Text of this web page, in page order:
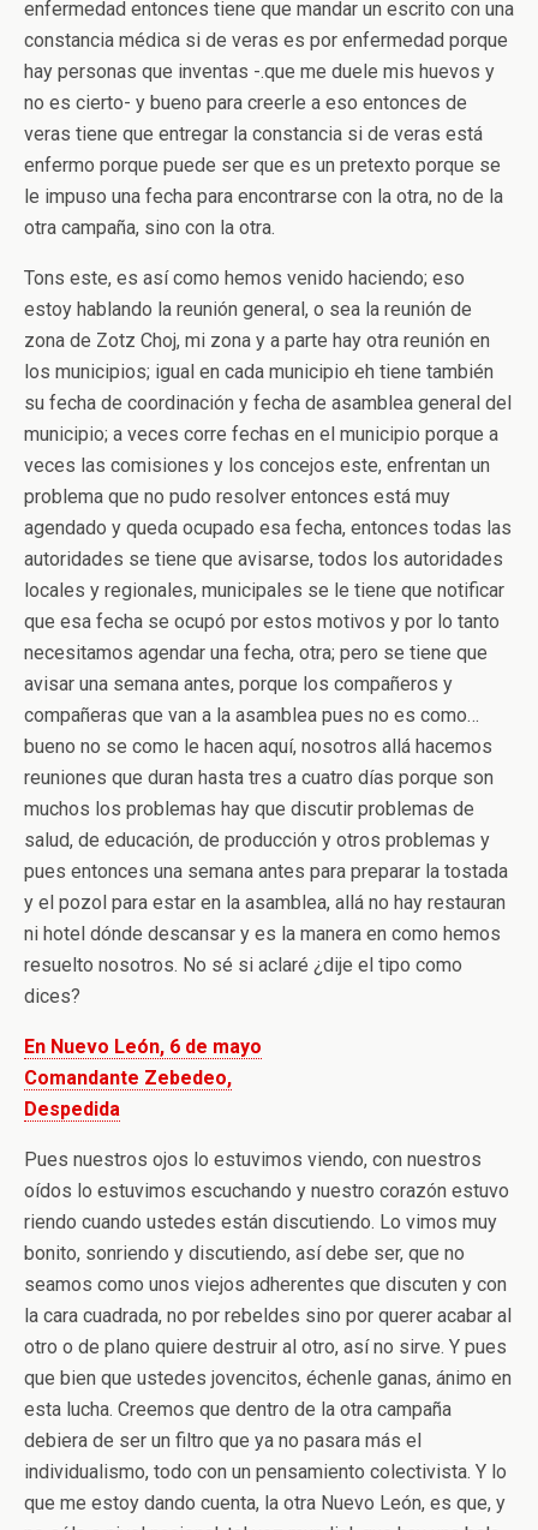
enfermedad entonces tiene que mandar un escrito con una
constancia médica si de veras es por enfermedad porque
hay personas que inventas -.que me duele mis huevos y
no es cierto- y bueno para creerle a eso entonces de
veras tiene que entregar la constancia si de veras está
enfermo porque puede ser que es un pretexto porque se
le impuso una fecha para encontrarse con la otra, no de la
otra campaña, sino con la otra.
Tons este, es así como hemos venido haciendo; eso
estoy hablando la reunión general, o sea la reunión de
zona de Zotz Choj, mi zona y a parte hay otra reunión en
los municipios; igual en cada municipio eh tiene también
su fecha de coordinación y fecha de asamblea general del
municipio; a veces corre fechas en el municipio porque a
veces las comisiones y los concejos este, enfrentan un
problema que no pudo resolver entonces está muy
agendado y queda ocupado esa fecha, entonces todas las
autoridades se tiene que avisarse, todos los autoridades
locales y regionales, municipales se le tiene que notificar
que esa fecha se ocupó por estos motivos y por lo tanto
necesitamos agendar una fecha, otra; pero se tiene que
avisar una semana antes, porque los compañeros y
compañeras que van a la asamblea pues no es como…
bueno no se como le hacen aquí, nosotros allá hacemos
reuniones que duran hasta tres a cuatro días porque son
muchos los problemas hay que discutir problemas de
salud, de educación, de producción y otros problemas y
pues entonces una semana antes para preparar la tostada
y el pozol para estar en la asamblea, allá no hay restauran
ni hotel dónde descansar y es la manera en como hemos
resuelto nosotros. No sé si aclaré ¿dije el tipo como
dices?
En Nuevo León, 6 de mayo
Comandante Zebedeo,
Despedida
Pues nuestros ojos lo estuvimos viendo, con nuestros
oídos lo estuvimos escuchando y nuestro corazón estuvo
riendo cuando ustedes están discutiendo. Lo vimos muy
bonito, sonriendo y discutiendo, así debe ser, que no
seamos como unos viejos adherentes que discuten y con
la cara cuadrada, no por rebeldes sino por querer acabar al
otro o de plano quiere destruir al otro, así no sirve. Y pues
que bien que ustedes jovencitos, échenle ganas, ánimo en
esta lucha. Creemos que dentro de la otra campaña
debiera de ser un filtro que ya no pasara más el
individualismo, todo con un pensamiento colectivista. Y lo
que me estoy dando cuenta, la otra Nuevo León, es que, y